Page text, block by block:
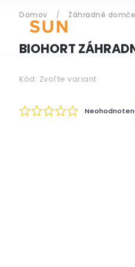
Domov / Záhradné
BIOHORT
Kód: Zvoľte variant